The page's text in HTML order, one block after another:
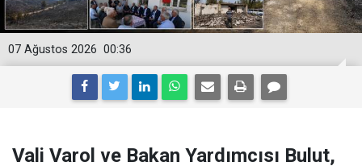
00:36
07 Ağustos 2026
Vali Varol ve Bakan Yardımcısı Bulut,